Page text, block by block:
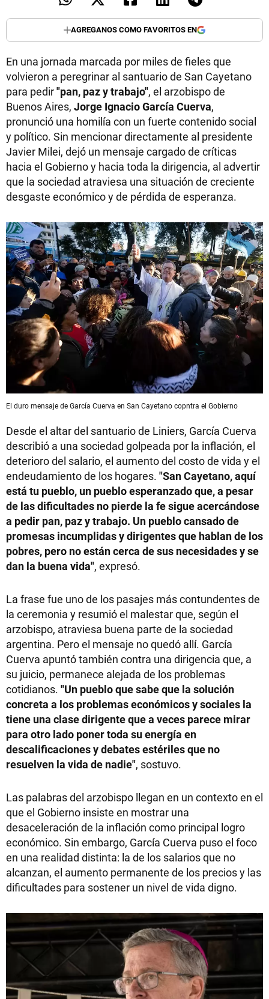
AGREGANOS COMO FAVORITOS EN
En una jornada marcada por miles de fieles que
volvieron a peregrinar al santuario de San Cayetano
para pedir"pan, paz y trabajo", el arzobispo de
Buenos Aires, Jorge Ignacio García Cuerva,
pronunció una homilía con un fuerte contenido social
y político. Sin mencionar directamente al presidente
Javier Milei, dejó un mensaje cargado de críticas
hacia el Gobierno y hacia toda la dirigencia, al advertir
que la sociedad atraviesa una situación de creciente
desgaste económico y de pérdida de esperanza.
El duro mensaje de García Cuerva en San Cayetano copntra el Gobierno
Desde el altar del santuario de Liniers, García Cuerva
describió a una sociedad golpeada por la inflación, el
deterioro del salario, el aumento del costo de vida y el
endeudamiento de los hogares. "San Cayetano, aquí
está tu pueblo, un pueblo esperanzado que, a pesar
de las dificultades no pierde la fe sigue acercándose
a pedir pan, paz y trabajo. Un pueblo cansado de
promesas incumplidas y dirigentes que hablan de los
pobres, pero no están cerca de sus necesidades y se
dan la buena vida", expresó.
La frase fue uno de los pasajes más contundentes de
la ceremonia y resumió el malestar que, según el
arzobispo, atraviesa buena parte de la sociedad
argentina. Pero el mensaje no quedó allí. García
Cuerva apuntó también contra una dirigencia que, a
su juicio, permanece alejada de los problemas
cotidianos. "Un pueblo que sabe que la solución
concreta a los problemas económicos y sociales la
tiene una clase dirigente que a veces parece mirar
para otro lado poner toda su energía en
descalificaciones y debates estériles que no
resuelven la vida de nadie", sostuvo.
Las palabras del arzobispo llegan en un contexto en el
que el Gobierno insiste en mostrar una
desaceleración de la inflación como principal logro
económico. Sin embargo, García Cuerva puso el foco
en una realidad distinta: la de los salarios que no
alcanzan, el aumento permanente de los precios y las
dificultades para sostener un nivel de vida digno.